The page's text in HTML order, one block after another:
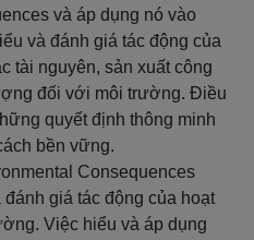
và áp dụng nó vào
và đánh giá tác động của
tài nguyên, sản xuất công
đối với môi trường. Điều
quyết định thông minh
bền vững.
Consequences
giá tác động của hoạt
Việc hiểu và áp dụng